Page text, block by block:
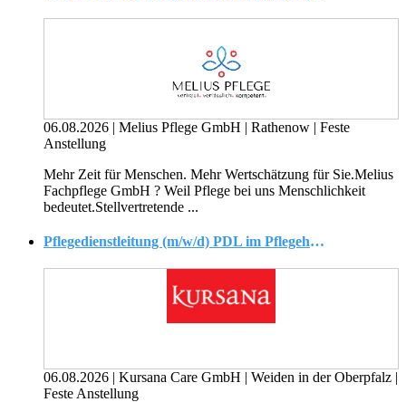
06.08.2026 | Melius Pflege GmbH | Rathenow | Feste
Anstellung
Mehr Zeit für Menschen. Mehr Wertschätzung für Sie.Melius
Fachpflege GmbH ? Weil Pflege bei uns Menschlichkeit
bedeutet.Stellvertretende ...
Pflegedienstleitung (m/w/d) PDL im Pflegeheim Weiden
06.08.2026 | Kursana Care GmbH | Weiden in der Oberpfalz |
Feste Anstellung